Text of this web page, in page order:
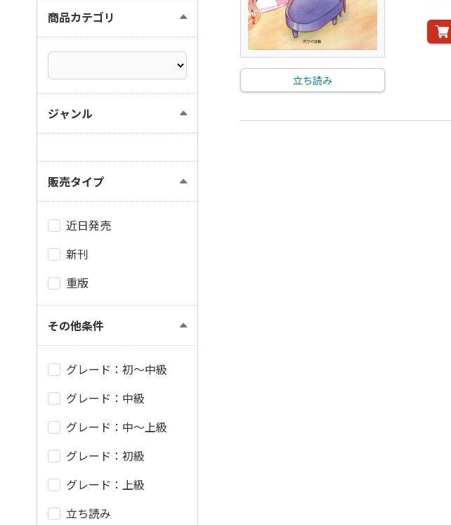
立ち読み
商品カテゴリ
ジャンル
販売タイプ
近日発売
新刊
重版
その他条件
グレード：初～中級
グレード：中級
グレード：中～上級
グレード：初級
グレード：上級
立ち読み